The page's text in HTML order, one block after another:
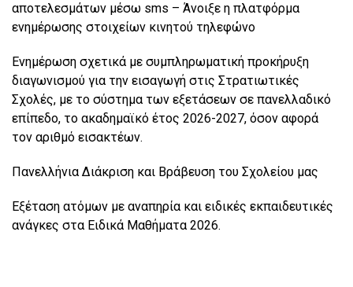
αποτελεσμάτων μέσω sms – Άνοιξε η πλατφόρμα
ενημέρωσης στοιχείων κινητού τηλεφώνο
Ενημέρωση σχετικά με συμπληρωματική προκήρυξη
διαγωνισμού για την εισαγωγή στις Στρατιωτικές
Σχολές, με το σύστημα των εξετάσεων σε πανελλαδικό
επίπεδο, το ακαδημαϊκό έτος 2026-2027, όσον αφορά
τον αριθμό εισακτέων.
Πανελλήνια Διάκριση και Βράβευση του Σχολείου μας
Εξέταση ατόμων με αναπηρία και ειδικές εκπαιδευτικές
ανάγκες στα Ειδικά Μαθήματα 2026.